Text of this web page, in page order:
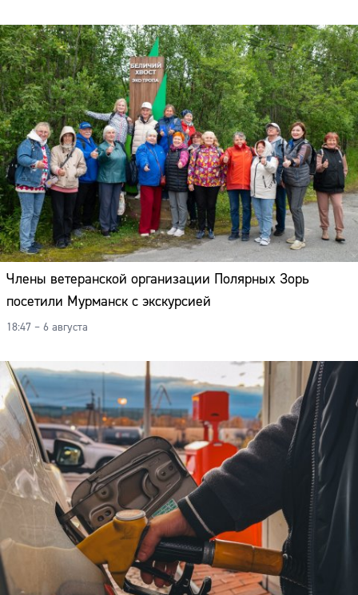
Члены ветеранской организации Полярных Зорь
посетили Мурманск с экскурсией
18:47 – 6 августа